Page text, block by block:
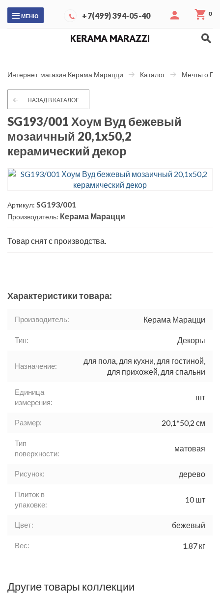
МЕНЮ +7(499) 394-05-40 0
Интернет-магазин Керама Марацци Каталог Мечты о
НАЗАД В КАТАЛОГ
SG193/001 Хоум Вуд бежевый
мозаичный 20,1x50,2
керамический декор
Артикул: SG193/001
Производитель: Керама Марацци
Товар снят с производства.
Характеристики товара:
Производитель: Керама Марацци
Тип: Декоры
Назначение:
для пола, для кухни, для гостиной,
для прихожей, для спальни
Единица
измерения:
шт
Размер: 20,1*50,2 см
Тип
поверхности:
матовая
Рисунок: дерево
Плиток в
упаковке:
10 шт
Цвет: бежевый
Вес: 1.87 кг
Другие товары коллекции